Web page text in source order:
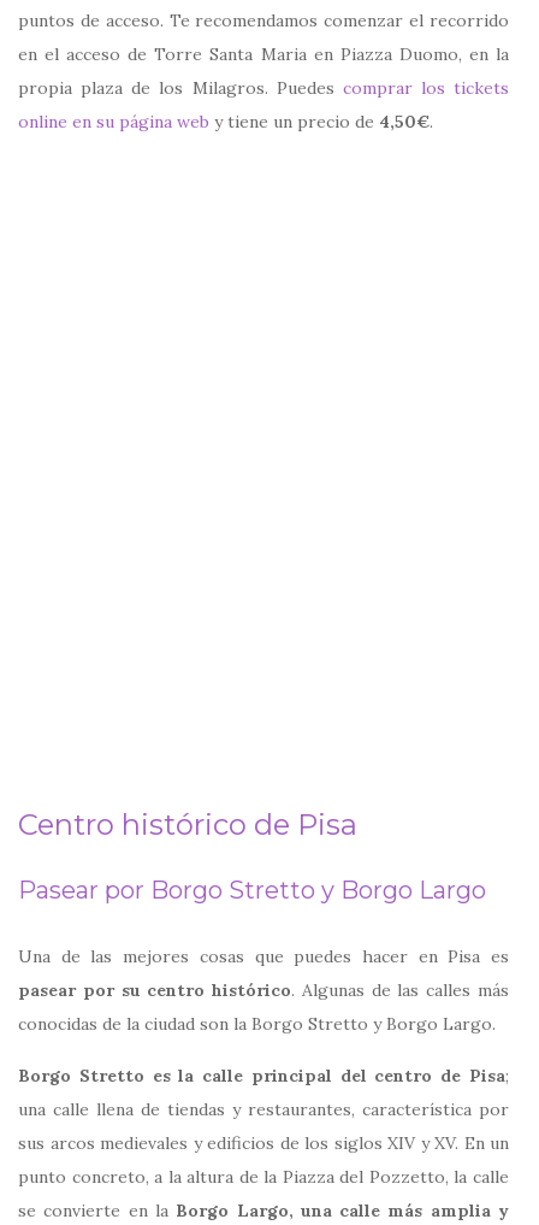
puntos de acceso. Te recomendamos comenzar el recorrido
en el acceso de Torre Santa Maria en Piazza Duomo, en la
propia plaza de los Milagros. Puedes comprar los tickets
online en su página web y tiene un precio de 4,50€.
Centro histórico de Pisa
Pasear por Borgo Stretto y Borgo Largo
Una de las mejores cosas que puedes hacer en Pisa es
pasear por su centro histórico. Algunas de las calles más
conocidas de la ciudad son la Borgo Stretto y Borgo Largo.
Borgo Stretto es la calle principal del centro de Pisa;
una calle llena de tiendas y restaurantes, característica por
sus arcos medievales y edificios de los siglos XIV y XV. En un
punto concreto, a la altura de la Piazza del Pozzetto, la calle
se convierte en la Borgo Largo, una calle más amplia y